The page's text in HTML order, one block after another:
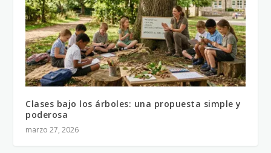
Clases bajo los árboles: una propuesta simple y
poderosa
marzo 27, 2026